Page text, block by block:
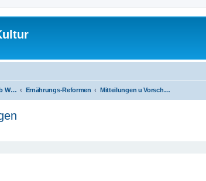
Volks-Entscheid üb Wahl-Programm Ernährungs-Reformen Mitteilungen u Vorschlags-Aktualisierungen